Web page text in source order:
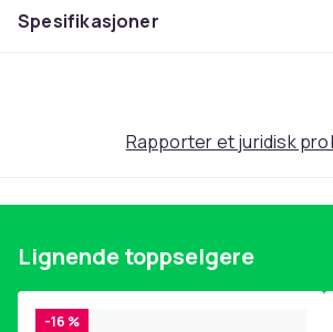
Artikkel nr.
Spesifikasjoner
Rapporter et juridisk
Lignende toppselgere
-16 %